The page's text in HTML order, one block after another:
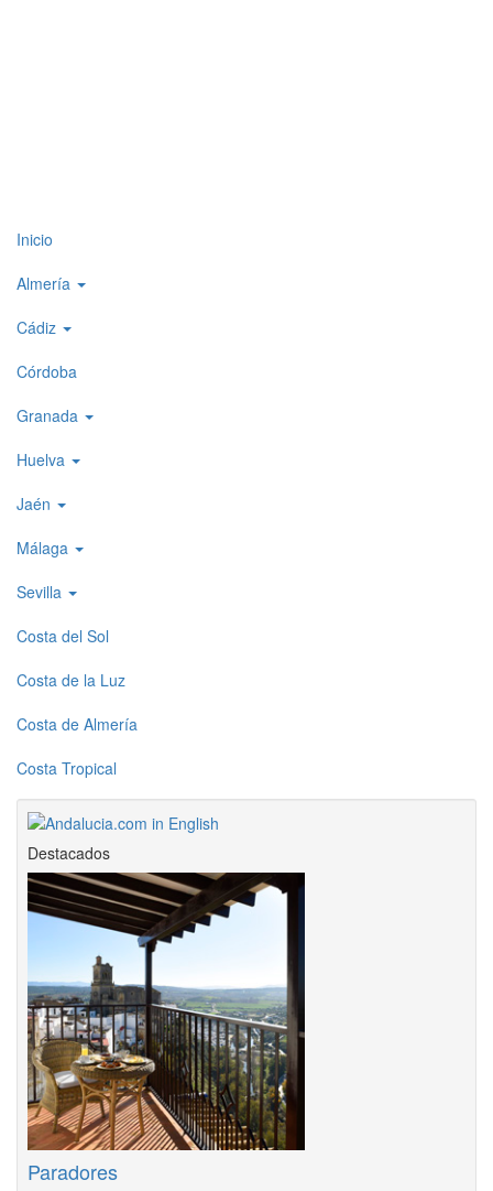
Top
level
1
Inicio
Almería
Cádiz
Córdoba
Granada
Huelva
Jaén
Málaga
Sevilla
Costa del Sol
Costa de la Luz
Costa de Almería
Costa Tropical
Destacados
Paradores